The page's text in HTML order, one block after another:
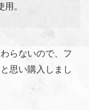
用。
らないので、フ
思い購入しまし